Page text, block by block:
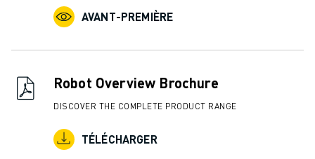
AVANT-PREMIÈRE
Robot Overview Brochure
DISCOVER THE COMPLETE PRODUCT RANGE
TÉLÉCHARGER